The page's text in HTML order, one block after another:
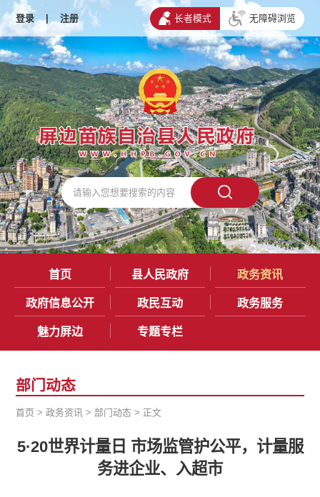
登录 | 注册 长者模式 无障碍浏览
首页 县人民政府 政务资讯
政府信息公开 政民互动 政务服务
魅力屏边 专题专栏
部门动态
首页 >政务资讯 >部门动态 > 正文
5·20世界计量日 市场监管护公平，计量服
务进企业、入超市